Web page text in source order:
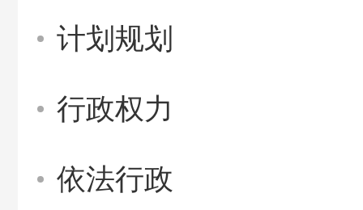
计划规划
行政权力
依法行政